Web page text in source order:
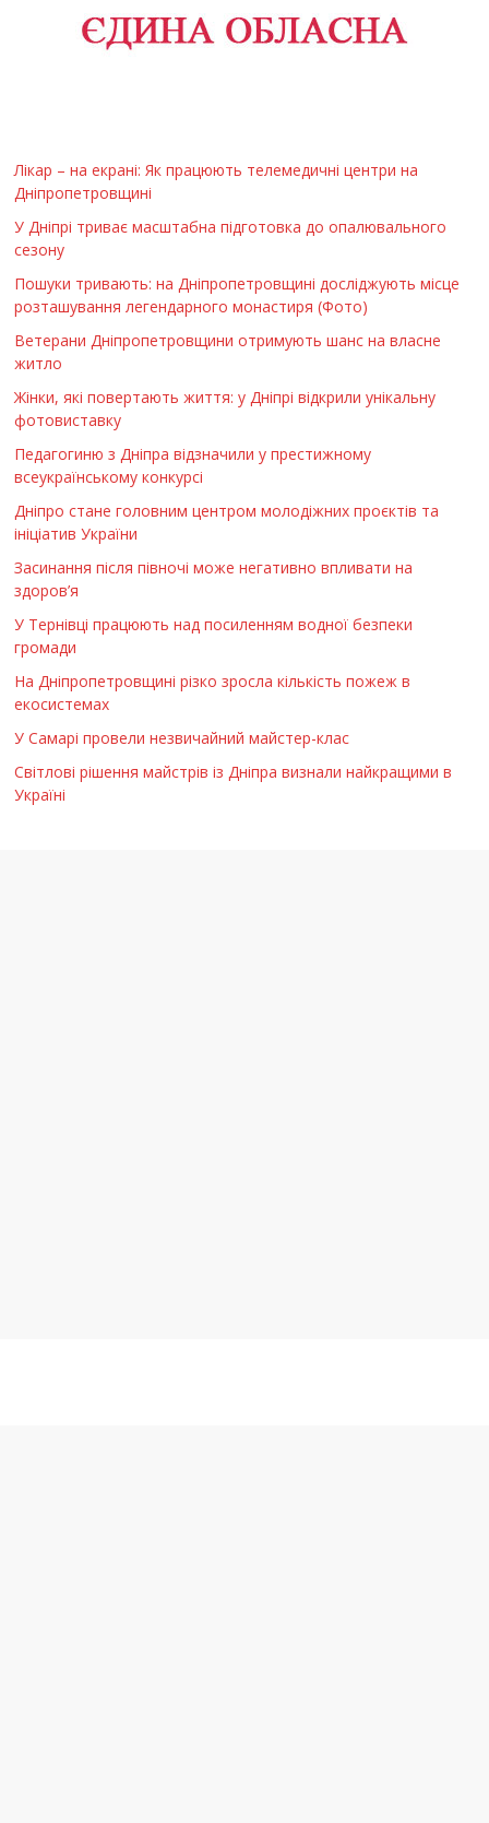
Лікар – на екрані: Як працюють телемедичні центри на
Дніпропетровщині
У Дніпрі триває масштабна підготовка до опалювального
сезону
Пошуки тривають: на Дніпропетровщині досліджують місце
розташування легендарного монастиря (Фото)
Ветерани Дніпропетровщини отримують шанс на власне
житло
Жінки, які повертають життя: у Дніпрі відкрили унікальну
фотовиставку
Педагогиню з Дніпра відзначили у престижному
всеукраїнському конкурсі
Дніпро стане головним центром молодіжних проєктів та
ініціатив України
Засинання після півночі може негативно впливати на
здоров’я
У Тернівці працюють над посиленням водної безпеки
громади
На Дніпропетровщині різко зросла кількість пожеж в
екосистемах
У Самарі провели незвичайний майстер-клас
Світлові рішення майстрів із Дніпра визнали найкращими в
Україні